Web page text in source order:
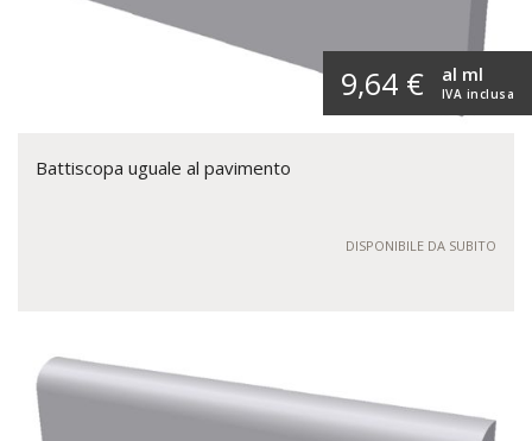
9,64 € IVA inclusa
al ml
Battiscopa uguale al pavimento
DISPONIBILE DA SUBITO